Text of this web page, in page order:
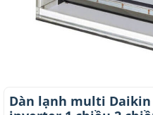
Dàn lạnh multi Daikin